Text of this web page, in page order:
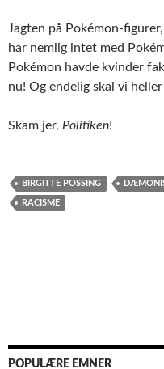
Jagten på Pokémon-
har nemlig intet med
Pokémon havde kvinder
nu! Og endelig skal vi
Skam jer, Politiken!
BIRGITTE POSSING
RACISME
POPULÆRE EMNER